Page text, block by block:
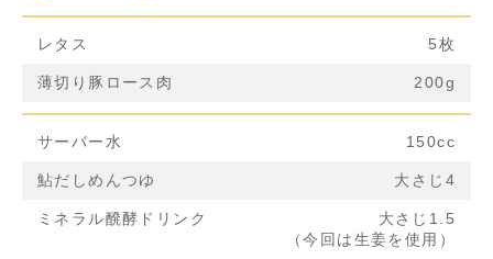
レタス 5枚
薄切り豚ロース肉 200g
サーバー水 150cc
鮎だしめんつゆ 大さじ4
ミネラル醗酵ドリンク
大さじ1.5
（今回は生姜を使用）